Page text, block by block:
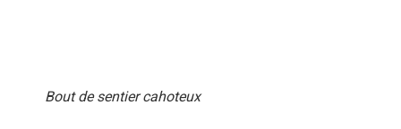
Bout de sentier cahoteux